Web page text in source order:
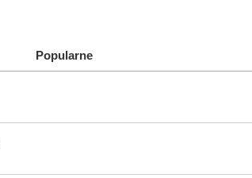
Popularne